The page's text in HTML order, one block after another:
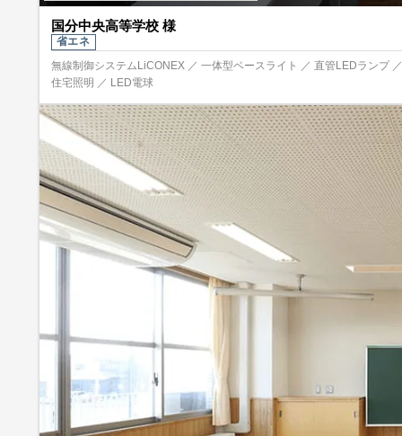
国分中央高等学校 様
省エネ
無線制御システムLiCONEX ／ 一体型ベースライト ／ 直管LEDランプ
住宅照明 ／ LED電球